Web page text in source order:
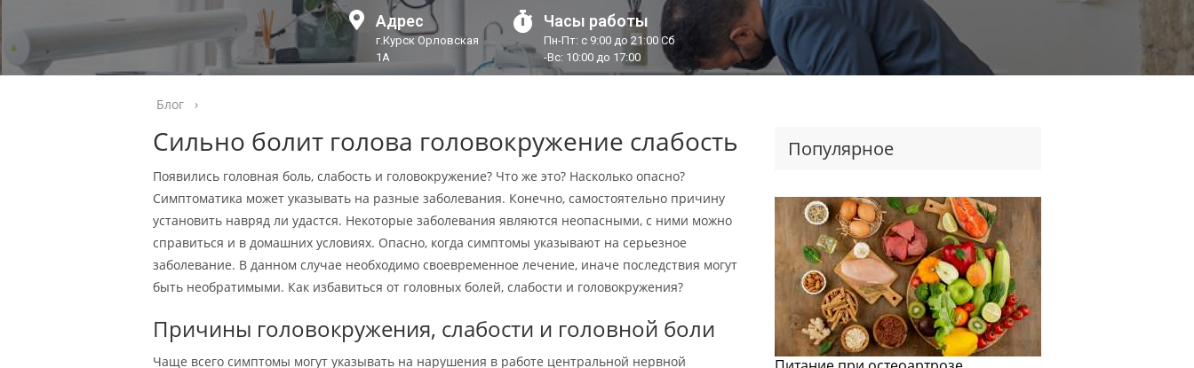
Адрес
г.Курск Орловская
1А
Часы работы
Пн-Пт: с 9:00 до 21:00 Сб
-Вс: 10:00 до 17:00
Блог ›
Сильно болит голова головокружение слабость
Появились головная боль, слабость и головокружение? Что же это? Насколько опасно?
Симптоматика может указывать на разные заболевания. Конечно, самостоятельно причину
установить навряд ли удастся. Некоторые заболевания являются неопасными, с ними можно
справиться и в домашних условиях. Опасно, когда симптомы указывают на серьезное
заболевание. В данном случае необходимо своевременное лечение, иначе последствия могут
быть необратимыми. Как избавиться от головных болей, слабости и головокружения?
Причины головокружения, слабости и головной боли
Чаще всего симптомы могут указывать на нарушения в работе центральной нервной
Популярное